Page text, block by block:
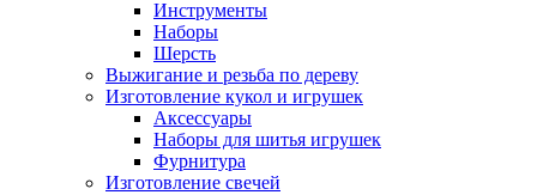
Инструменты
Наборы
Шерсть
Выжигание и резьба по дереву
Изготовление кукол и игрушек
Аксессуары
Наборы для шитья игрушек
Фурнитура
Изготовление свечей